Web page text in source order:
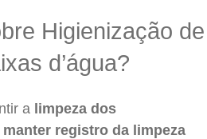
Higienização de
d’água?
a limpeza dos
manter registro da limpeza